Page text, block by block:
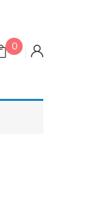
0